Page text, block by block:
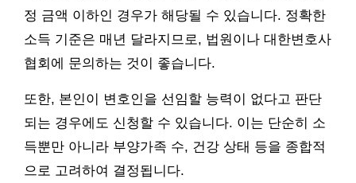
정 금액 이하인 경우가 해당될 수 있습니다. 정확한
소득 기준은 매년 달라지므로, 법원이나 대한변호사
협회에 문의하는 것이 좋습니다.
또한, 본인이 변호인을 선임할 능력이 없다고 판단
되는 경우에도 신청할 수 있습니다. 이는 단순히 소
득뿐만 아니라 부양가족 수, 건강 상태 등을 종합적
으로 고려하여 결정됩니다.